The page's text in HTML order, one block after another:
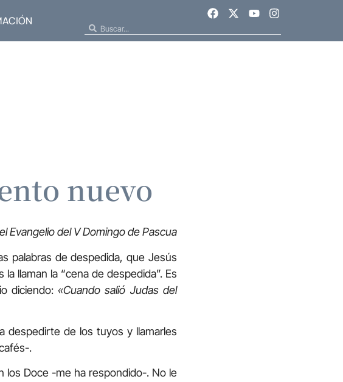
nuevo
Evangelio del V Domingo de Pascua
palabras de despedida, que Jesús
llaman la “cena de despedida”. Es
diciendo: «Cuando salió Judas del
despedirte de los tuyos y llamarles
.
los Doce -me ha respondido-. No le